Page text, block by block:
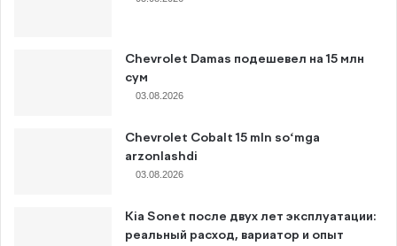
Chevrolet Damas подешевел на 15 млн
сум
03.08.2026
Chevrolet Cobalt 15 mln so‘mga
arzonlashdi
03.08.2026
Kia Sonet после двух лет эксплуатации:
реальный расход, вариатор и опыт